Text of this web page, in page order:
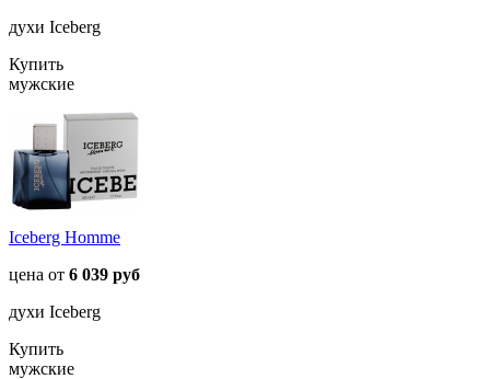
духи Iceberg
Купить
мужские
Iceberg Homme
цена от 6 039 руб
духи Iceberg
Купить
мужские